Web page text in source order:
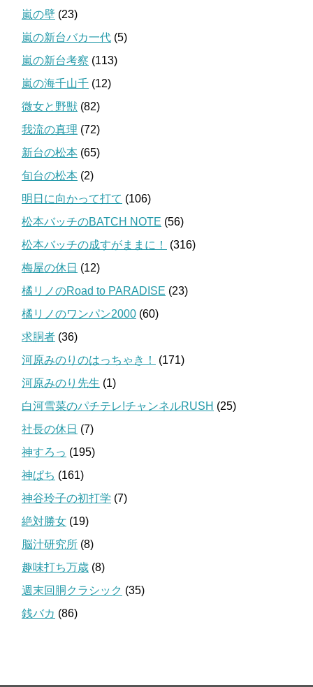
嵐の壁 (23)
嵐の新台バカ一代 (5)
嵐の新台考察 (113)
嵐の海千山千 (12)
微女と野獣 (82)
我流の真理 (72)
新台の松本 (65)
旬台の松本 (2)
明日に向かって打て (106)
松本バッチのBATCH NOTE (56)
松本バッチの成すがままに！
(316)
梅屋の休日 (12)
橘リノのRoad to PARADISE (23)
橘リノのワンパン2000 (60)
求胴者 (36)
河原みのりのはっちゃき！
(171)
河原みのり先生 (1)
白河雪菜のパチテレ!チャンネルRUSH (25)
社長の休日 (7)
神すろっ (195)
神ぱち (161)
神谷玲子の初打学 (7)
絶対勝女 (19)
脳汁研究所 (8)
趣味打ち万歳 (8)
週末回胴クラシック (35)
銭バカ (86)